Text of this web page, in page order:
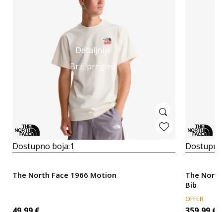
Detaljnije
Brzi pregled
Dostupno boja:1
The North Face 1966 Motion
The
Bib
OFFER